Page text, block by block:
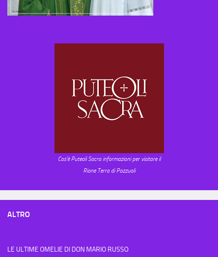
Cos'è Puteoli Sacra informazioni per visitare il
Rione Terra di Pozzuoli
ALTRO
LE ULTIME OMELIE DI DON MARIO RUSSO